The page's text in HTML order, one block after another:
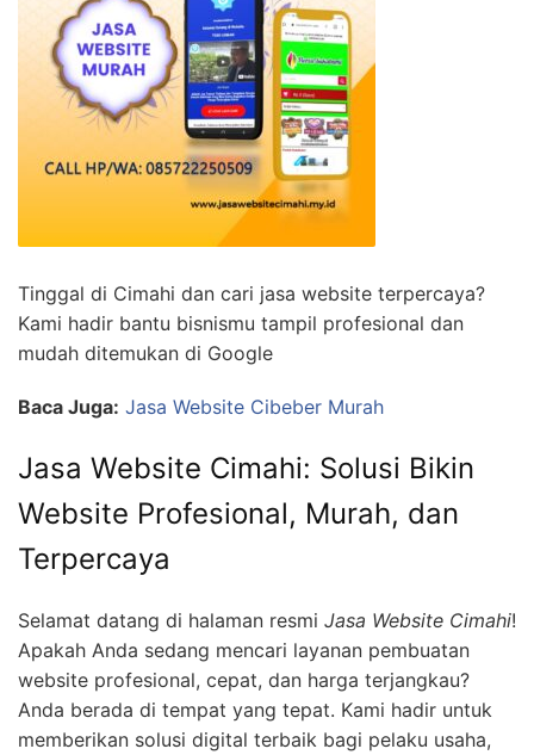
Tinggal di Cimahi dan cari jasa website terpercaya?
Kami hadir bantu bisnismu tampil profesional dan
mudah ditemukan di Google
Baca Juga: Jasa Website Cibeber Murah
Jasa Website Cimahi: Solusi Bikin
Website Profesional, Murah, dan
Terpercaya
Selamat datang di halaman resmi Jasa Website Cimahi!
Apakah Anda sedang mencari layanan pembuatan
website profesional, cepat, dan harga terjangkau?
Anda berada di tempat yang tepat. Kami hadir untuk
memberikan solusi digital terbaik bagi pelaku usaha,